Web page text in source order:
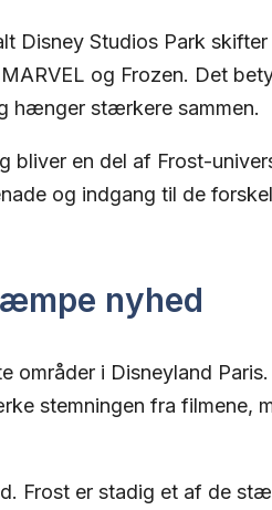
Disney Studios Park
og Frozen. Det
hænger stærkere sammen.
en del af Frost-
og indgang til de
nyhed
i Disneyland
stemningen fra filmene,
Frost er stadig et af de